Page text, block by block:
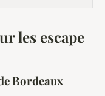
les escape
Bordeaux